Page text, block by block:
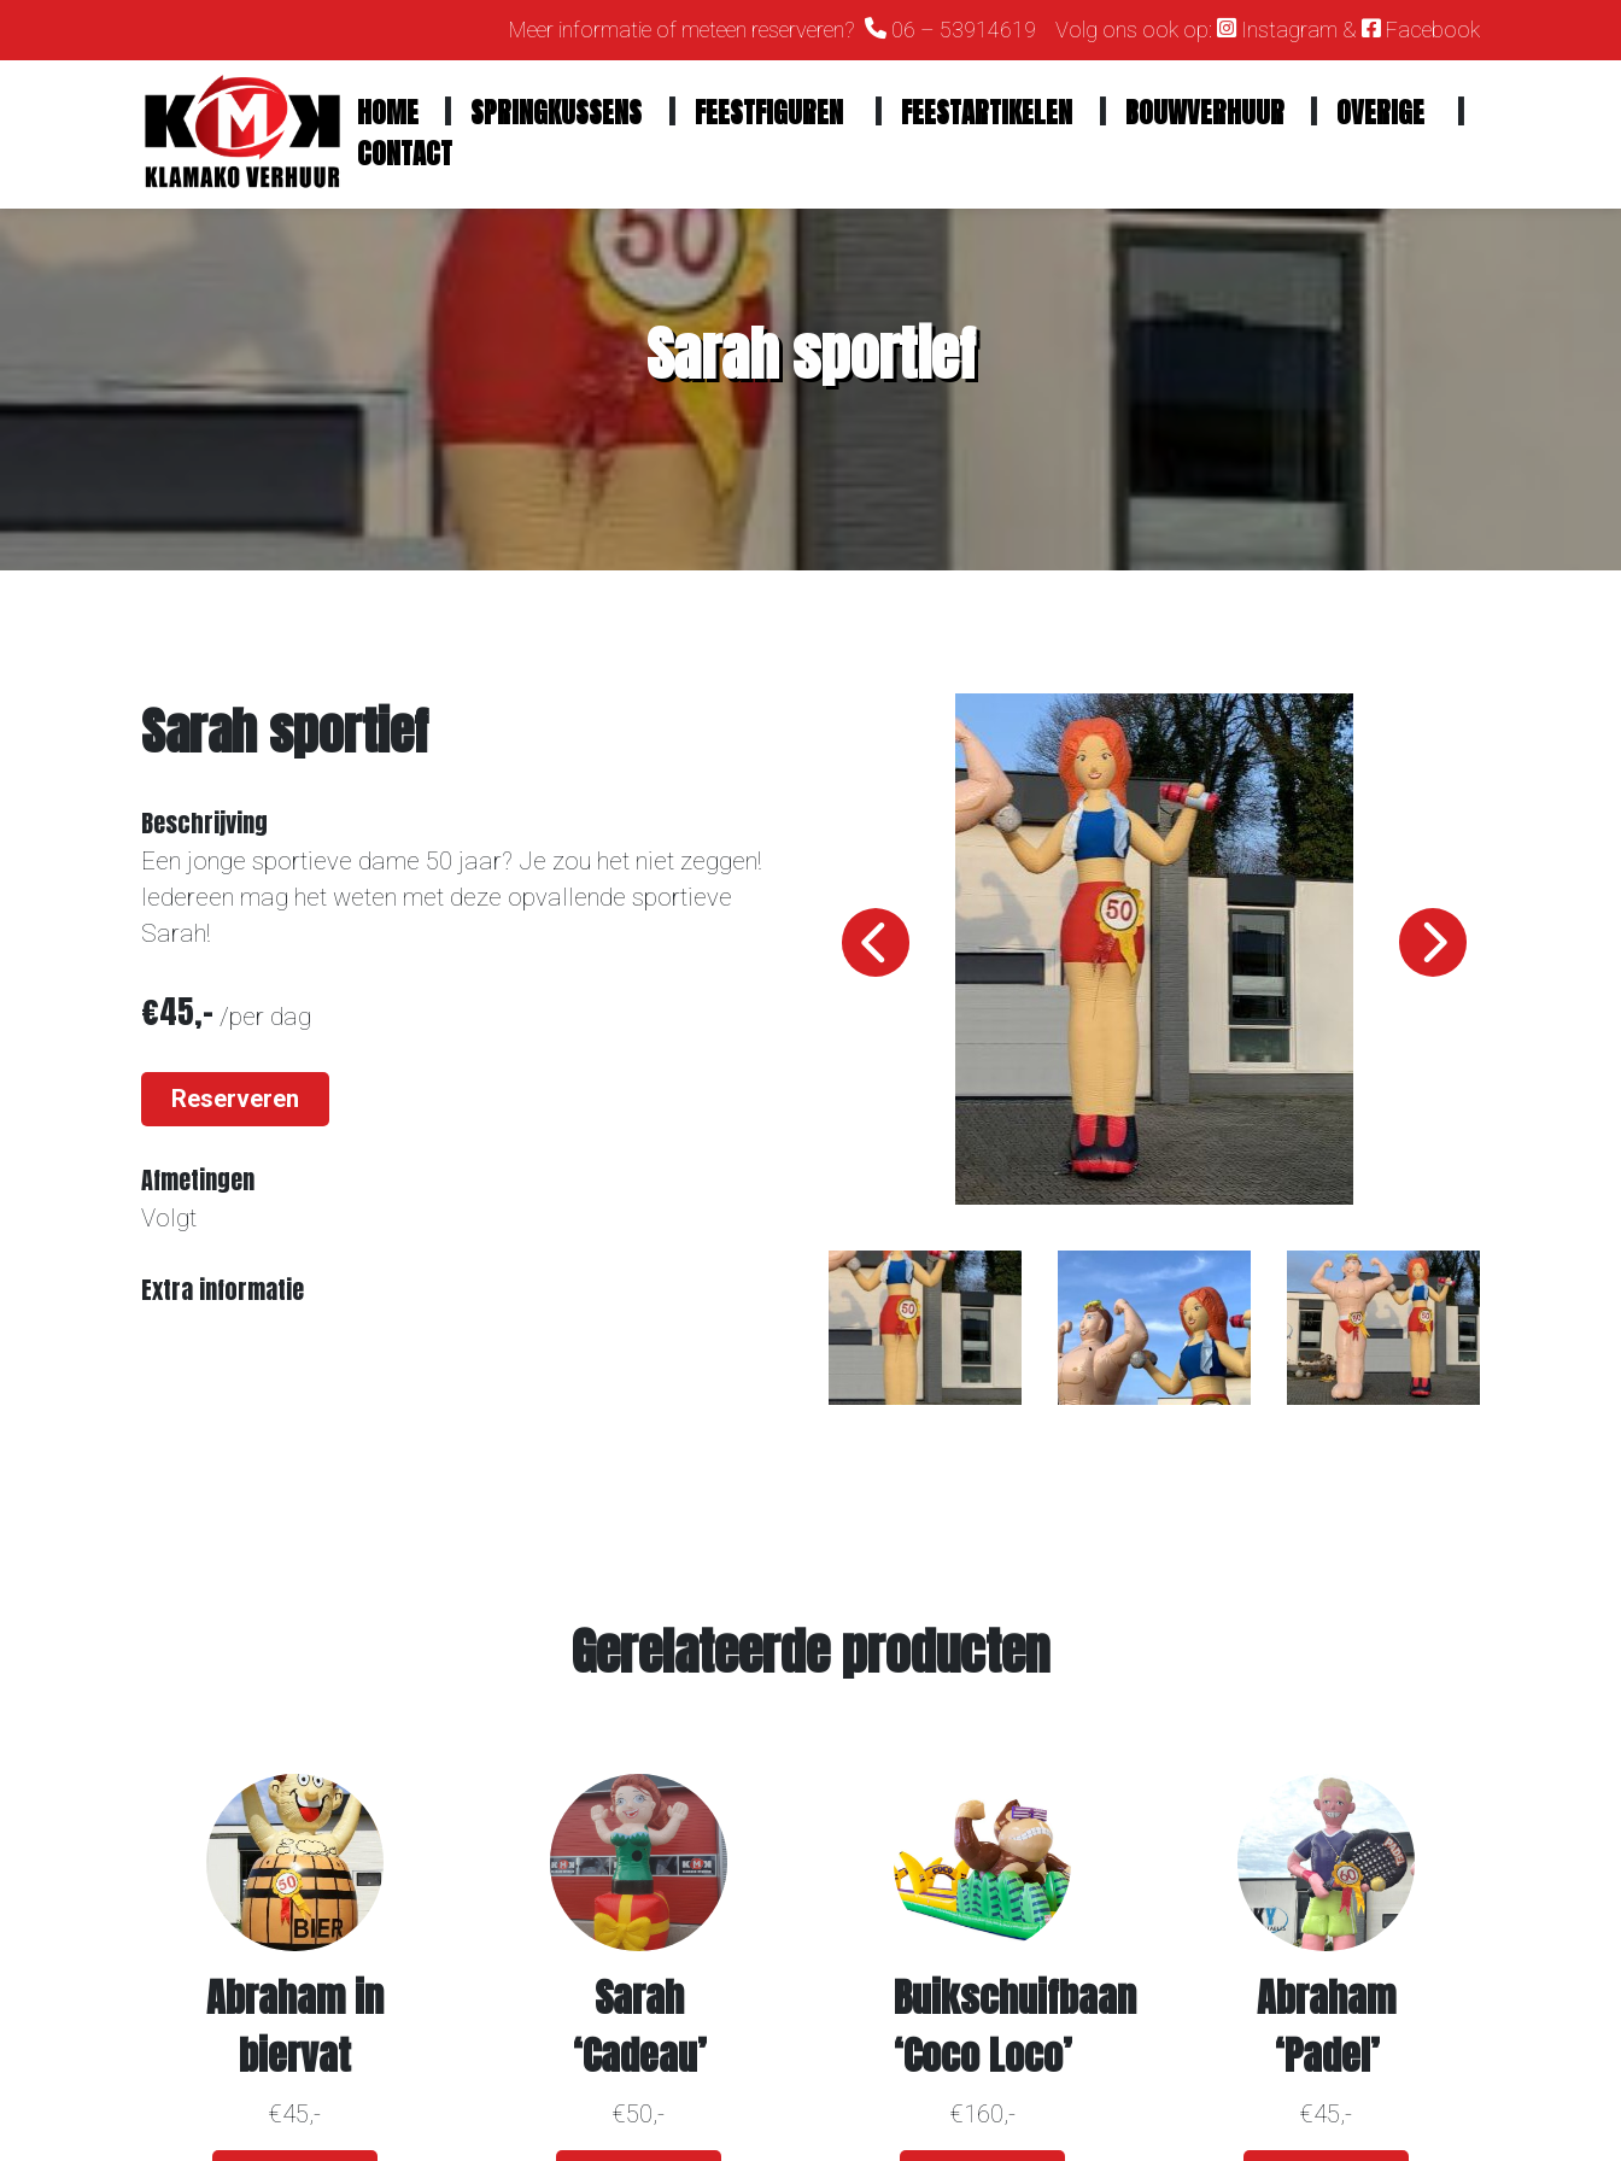
Meer informatie of meteen reserveren? 06 – 53914619 Volg ons ook op: Instagram & Facebook
HOME SPRINGKUSSENS FEESTFIGUREN FEESTARTIKELEN BOUWVERHUUR
OVERIGE
CONTACT
Feestfiguren
Sarah sportief
Sarah sportief
Beschrijving
Een jonge sportieve dame 50 jaar? Je zou het niet zeggen!
Iedereen mag het weten met deze opvallende sportieve
Sarah!
€45,- /per dag
Reserveren
Afmetingen
Volgt
Extra informatie
Abraham in
biervat
€45,-
Meer info
Sarah
‘Cadeau’
€50,-
Meer info
Buikschuifbaan
‘Coco Loco’
€160,-
Meer info
Abraham
‘Padel’
€45,-
Meer info